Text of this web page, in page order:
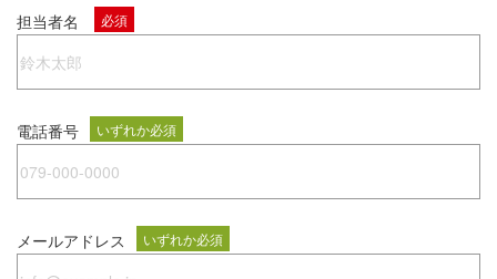
担当者名 必須
電話番号 いずれか必須
メールアドレス いずれか必須